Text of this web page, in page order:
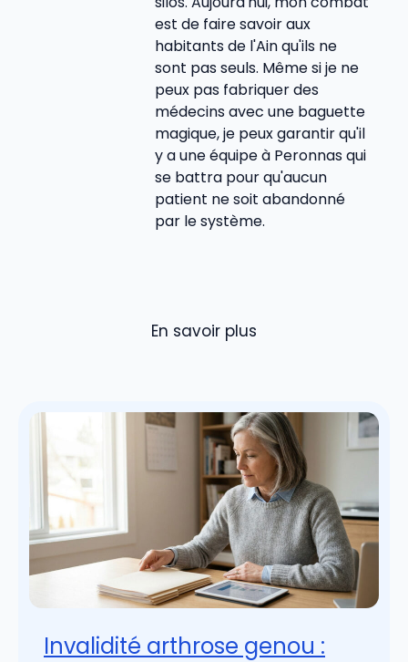
est de faire savoir aux
habitants de l'Ain qu'ils ne
sont pas seuls. Même si je ne
peux pas fabriquer des
médecins avec une baguette
magique, je peux garantir qu'il
y a une équipe à Peronnas qui
se battra pour qu'aucun
patient ne soit abandonné
par le système.
En savoir plus
Invalidité arthrose genou :